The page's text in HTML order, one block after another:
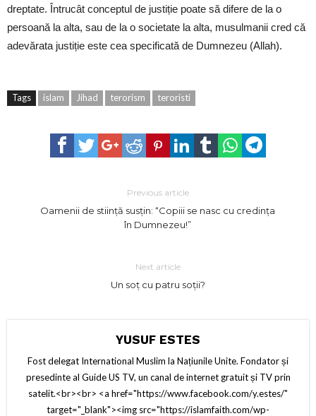
dreptate. Întrucât conceptul de justiție poate să difere de la o
persoană la alta, sau de la o societate la alta, musulmanii cred că
adevărata justiție este cea specificată de Dumnezeu (Allah).
Tags islam Jihad terorism teroristi
Previous article
Oamenii de stiință susțin: “Copiii se nasc cu credința
în Dumnezeu!”
Next article
Un soț cu patru soții?
YUSUF ESTES
Fost delegat International Muslim la Națiunile Unite. Fondator și
presedinte al Guide US TV, un canal de internet gratuit și TV prin
satelit.<br><br> <a href="https://www.facebook.com/y.estes/"
target="_blank"><img src="https://islamfaith.com/wp-